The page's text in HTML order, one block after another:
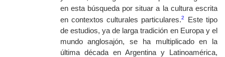
en esta búsqueda por situar a la cultura escrita
en contextos culturales particulares.2
Este tipo
de estudios, ya de larga tradición en Europa y el
mundo anglosajón, se ha multiplicado en la
última década en Argentina y Latinoamérica,